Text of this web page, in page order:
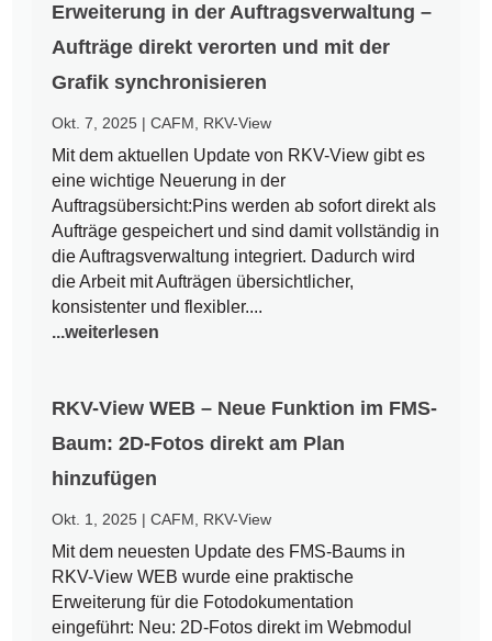
Erweiterung in der Auftragsverwaltung –
Aufträge direkt verorten und mit der
Grafik synchronisieren
Okt. 7, 2025 |CAFM RKV-View
Mit dem aktuellen Update von RKV-View gibt es
eine wichtige Neuerung in der
Auftragsübersicht:Pins werden ab sofort direkt als
Aufträge gespeichert und sind damit vollständig in
die Auftragsverwaltung integriert. Dadurch wird
die Arbeit mit Aufträgen übersichtlicher,
konsistenter und flexibler....
...weiterlesen
RKV-View WEB – Neue Funktion im FMS-
Baum: 2D-Fotos direkt am Plan
hinzufügen
Okt. 1, 2025 |CAFM RKV-View
Mit dem neuesten Update des FMS-Baums in
RKV-View WEB wurde eine praktische
Erweiterung für die Fotodokumentation
eingeführt: Neu: 2D-Fotos direkt im Webmodul